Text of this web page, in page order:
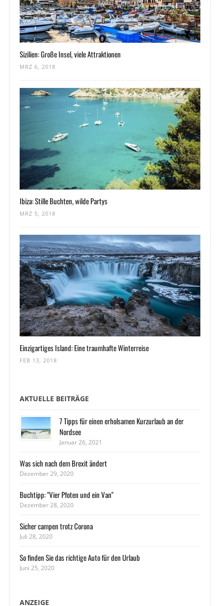
Sizilien: Große Insel, viele Attraktionen
MRZ 6, 2018
Ibiza: Stille Buchten, wilde Partys
MRZ 5, 2018
Einzigartiges Island: Eine traumhafte Winterreise
FEB 13, 2018
AKTUELLE BEITRÄGE
7 Tipps für einen erholsamen Kurzurlaub an der
Nordsee
Januar 26, 2021
Was sich nach dem Brexit ändert
Dezember 29, 2020
Buchtipp: "Vier Pfoten und ein Van"
Dezember 28, 2020
Sicher campen trotz Corona
Juli 28, 2020
So finden Sie das richtige Auto für den Urlaub
Juni 25, 2020
ANZEIGE